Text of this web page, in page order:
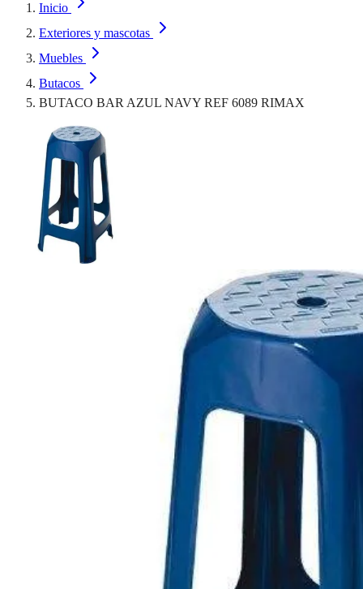
Inicio
Exteriores y mascotas
Muebles
Butacos
BUTACO BAR AZUL NAVY REF 6089 RIMAX